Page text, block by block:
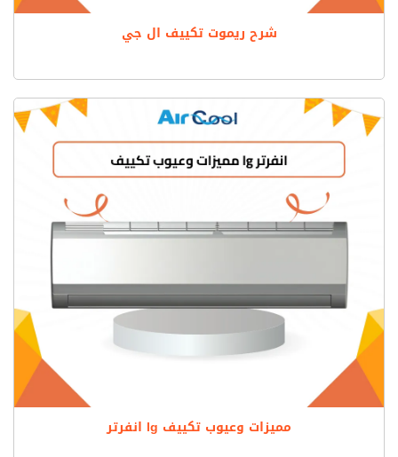
شرح ريموت تكييف ال جي
مميزات وعيوب تكييف lg انفرتر